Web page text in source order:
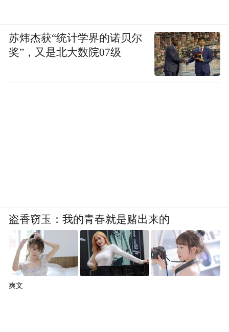
苏炜杰获“统计学界的诺贝尔
奖”，又是北大数院07级
盗香窃玉：我的青春就是赌出来的
爽文